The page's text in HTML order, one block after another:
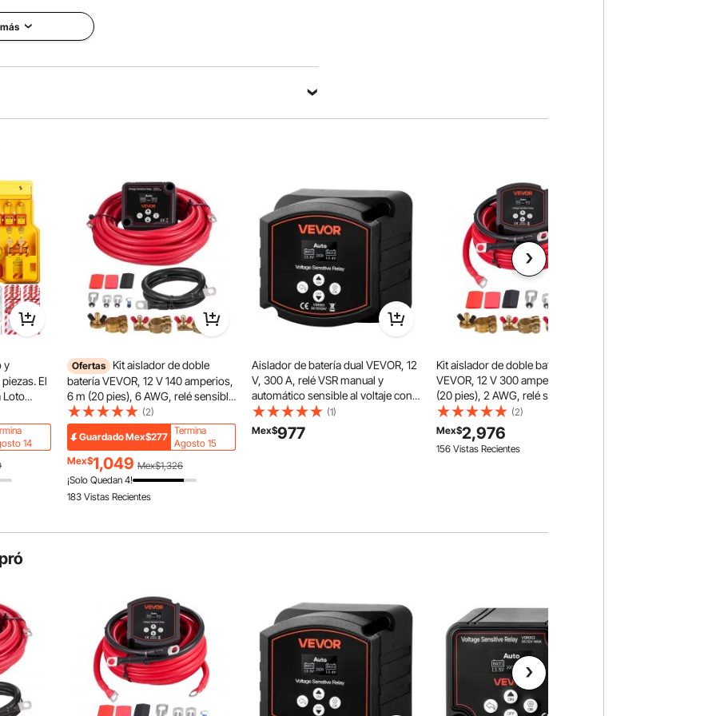
de alta resistencia, ofrece una gran resistencia a los
a un tratamiento especial, evita la entrada de agua y
aislador de batería inteligente no requiere pasos
unos pocos pasos sencillos para conectarlo al sistema
facilita la instalación.
y
El
Loto
de
y
en
y
14
Ofertas
Kit aislador de doble
batería VEVOR, 12 V 140 amperios,
6 m (20 pies), 6 AWG, relé sensible
al voltaje VSR manual y automático
con voltímetro, pantalla LCD,
aislador de batería inteligente,
compatible con baterías de litio,
para UTV
(2)
GuardadoMex$277
Termina
Agosto 15
Mex$1,049 Mex$1,326
¡Solo Quedan 4!
183 Vistas Recientes
Aislador de batería dual VEVOR, 12
V, 300 A, relé VSR manual y
automático sensible al voltaje con
pantalla LCD, aislador de batería
inteligente para baterías de litio y
plomo-ácido, para coche, camión,
(1)
Mex$977
Kit aislador de doble batería
VEVOR, 12 V 300 amperios, 6 m
(20 pies), 2 AWG, relé sensible al
voltaje VSR manual y automático
con voltímetro, pantalla LCD,
aislador de batería inteligente,
compatible con baterías de litio,
(2)
Mex$2,976
156 Vistas Recientes